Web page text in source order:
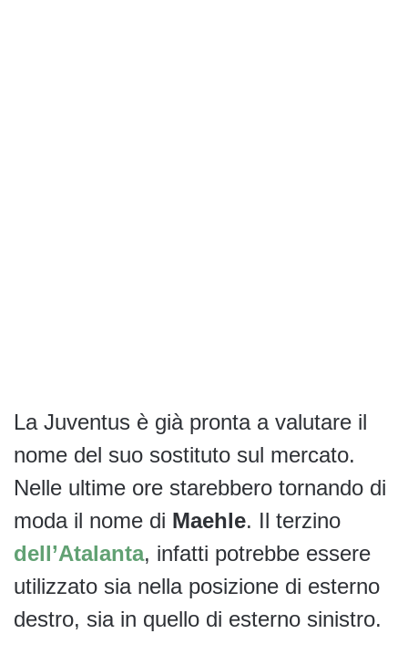
La Juventus è già pronta a valutare il
nome del suo sostituto sul mercato.
Nelle ultime ore starebbero tornando di
moda il nome di Maehle. Il terzino
dell’Atalanta, infatti potrebbe essere
utilizzato sia nella posizione di esterno
destro, sia in quello di esterno sinistro.